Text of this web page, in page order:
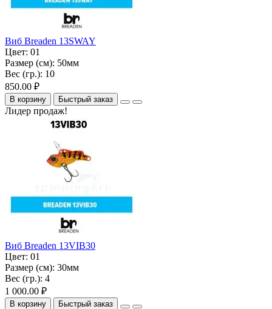
Виб Breaden 13SWAY
Цвет: 01
Размер (см): 50мм
Вес (гр.): 10
850.00 ₽
В корзину Быстрый заказ
Лидер продаж!
Виб Breaden 13VIB30
Цвет: 01
Размер (см): 30мм
Вес (гр.): 4
1 000.00 ₽
В корзину Быстрый заказ